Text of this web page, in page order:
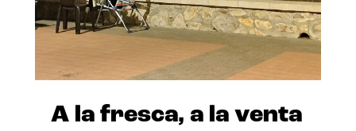
A la fresca, a la venta